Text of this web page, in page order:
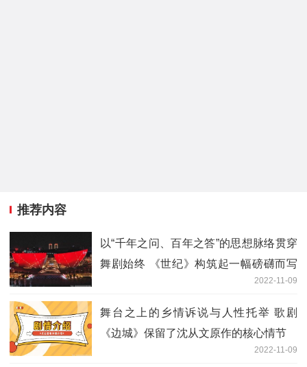
推荐内容
以“千年之问、百年之答”的思想脉络贯穿
舞剧始终 《世纪》构筑起一幅磅礴而写
2022-11-09
舞台之上的乡情诉说与人性托举 歌剧
《边城》保留了沈从文原作的核心情节
2022-11-09